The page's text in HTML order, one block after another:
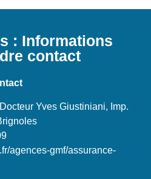
: Informations
contact
Yves Giustiniani, Imp.
agences-gmf/assurance-